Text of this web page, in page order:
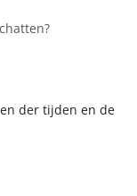
der tijden en de